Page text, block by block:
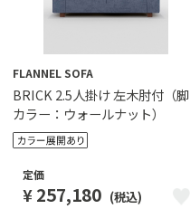
FLANNEL SOFA
BRICK 2.5人掛け 左木肘付（脚
カラー：ウォールナット）
定価
¥257,180 (税込)